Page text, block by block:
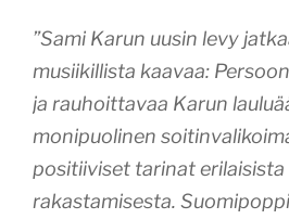
”Sami Karun uusin levy
musiikillista kaavaa:
ja rauhoittavaa Karun
monipuolinen
positiiviset tarinat erilaisista
rakastamisesta.